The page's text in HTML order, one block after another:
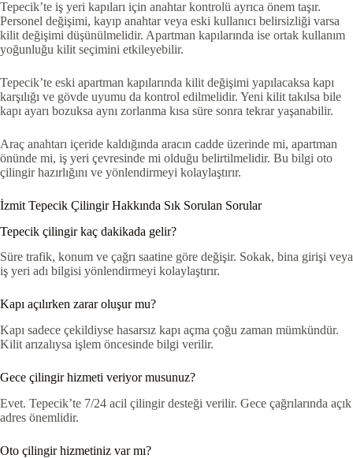
Tepecik’te iş yeri kapıları için anahtar kontrolü ayrıca önem taşır.
Personel değişimi, kayıp anahtar veya eski kullanıcı belirsizliği varsa
kilit değişimi düşünülmelidir. Apartman kapılarında ise ortak kullanım
yoğunluğu kilit seçimini etkileyebilir.
Tepecik’te eski apartman kapılarında kilit değişimi yapılacaksa kapı
karşılığı ve gövde uyumu da kontrol edilmelidir. Yeni kilit takılsa bile
kapı ayarı bozuksa aynı zorlanma kısa süre sonra tekrar yaşanabilir.
Araç anahtarı içeride kaldığında aracın cadde üzerinde mi, apartman
önünde mi, iş yeri çevresinde mi olduğu belirtilmelidir. Bu bilgi oto
çilingir hazırlığını ve yönlendirmeyi kolaylaştırır.
İzmit Tepecik Çilingir Hakkında Sık Sorulan Sorular
Tepecik çilingir kaç dakikada gelir?
Süre trafik, konum ve çağrı saatine göre değişir. Sokak, bina girişi veya
iş yeri adı bilgisi yönlendirmeyi kolaylaştırır.
Kapı açılırken zarar oluşur mu?
Kapı sadece çekildiyse hasarsız kapı açma çoğu zaman mümkündür.
Kilit arızalıysa işlem öncesinde bilgi verilir.
Gece çilingir hizmeti veriyor musunuz?
Evet. Tepecik’te 7/24 acil çilingir desteği verilir. Gece çağrılarında açık
adres önemlidir.
Oto çilingir hizmetiniz var mı?